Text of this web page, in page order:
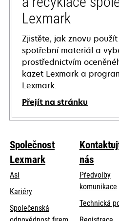
Lexmark
Zjistěte, jak znovu
spotřební materiál a
prostřednictvím
kazet Lexmark a
Lexmark.
Přejít na stránku
Společnost
Lexmark
Asi
Kariéry
Společenská
nás
Předvolby
komunikace
Technická